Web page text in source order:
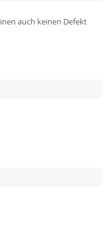
auch keinen Defekt